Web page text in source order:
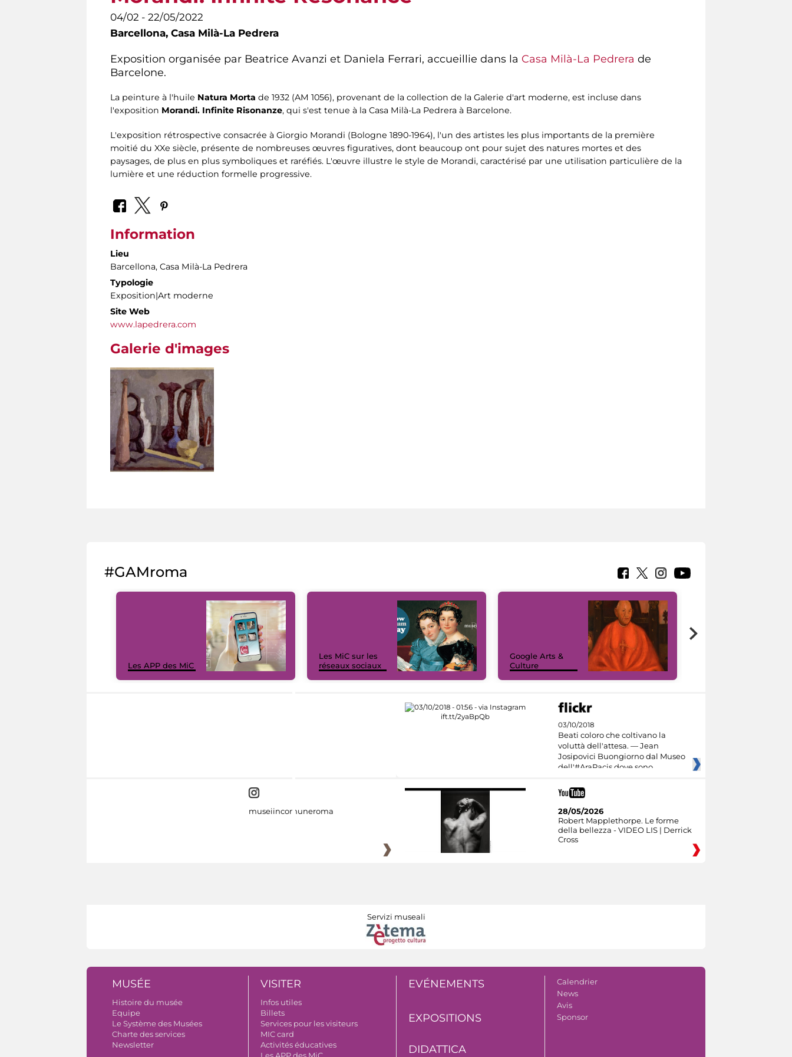
04/02 - 22/05/2022
Barcellona, Casa Milà-La Pedrera
Exposition organisée par Beatrice Avanzi et Daniela Ferrari, accueillie dans la Casa Milà-La Pedrera de
Barcelone.
La peinture à l'huile Natura Morta de 1932 (AM 1056), provenant de la collection de la Galerie d'art moderne, est incluse dans
l'exposition Morandi. Infinite Risonanze, qui s'est tenue à la Casa Milà-La Pedrera à Barcelone.
L'exposition rétrospective consacrée à Giorgio Morandi (Bologne 1890-1964), l'un des artistes les plus importants de la première
moitié du XXe siècle, présente de nombreuses œuvres figuratives, dont beaucoup ont pour sujet des natures mortes et des
paysages, de plus en plus symboliques et raréfiés. L'œuvre illustre le style de Morandi, caractérisé par une utilisation particulière de la
lumière et une réduction formelle progressive.
Information
Lieu
Barcellona, Casa Milà-La Pedrera
Typologie
Exposition|Art moderne
Site Web
www.lapedrera.com
Galerie d'images
#GAMroma
Les APP des MiC
Les MiC sur les
réseaux sociaux
Google Arts &
Culture
03/10/2018
Beati coloro che coltivano la
voluttà dell'attesa. — Jean
Josipovici Buongiorno dal Museo
dell'#AraPacis dove sono
museiincomuneroma
28/05/2026
Robert Mapplethorpe. Le forme
della bellezza - VIDEO LIS | Derrick
Cross
Servizi museali
MUSÉE
Histoire du musée
Equipe
Le Système des Musées
Charte des services
Newsletter
VISITER
Infos utiles
Billets
Services pour les visiteurs
MIC card
Activités éducatives
Les APP des MiC
EVÉNEMENTS
EXPOSITIONS
DIDATTICA
Calendrier
News
Avis
Sponsor